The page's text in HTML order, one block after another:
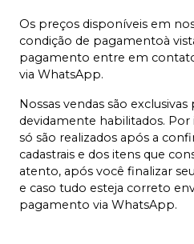
Os preços disponíveis em
condição de pagamentoà
pagamento entre em
via WhatsApp.
Nossas vendas são
devidamente habilitados.
só são realizados após a
cadastrais e dos itens que
atento, após você finalizar
e caso tudo esteja correto
pagamento via WhatsApp.